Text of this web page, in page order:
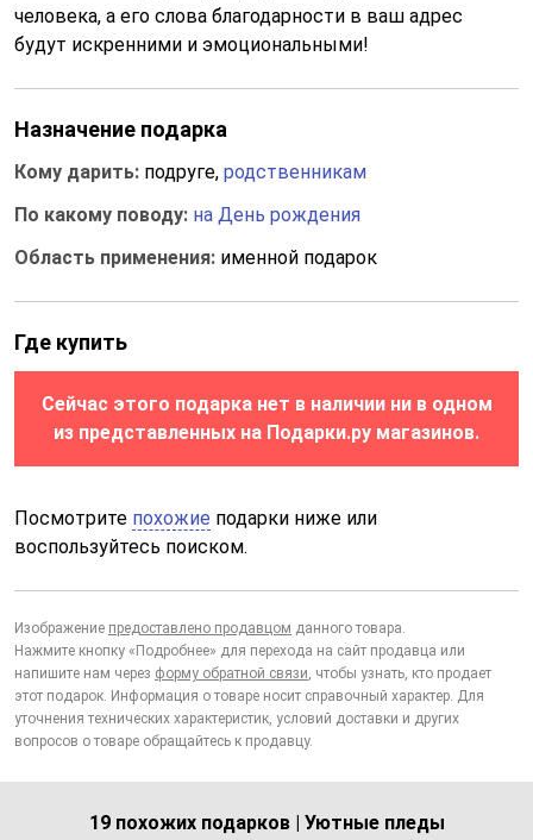
человека, а его слова благодарности в ваш адрес
будут искренними и эмоциональными!
Назначение подарка
Кому дарить: подруге, родственникам
По какому поводу: на День рождения
Область применения: именной подарок
Где купить
Сейчас этого подарка нет в наличии ни в одном
из представленных на Подарки.ру магазинов.
Посмотрите похожие подарки ниже или
воспользуйтесь поиском.
Изображение предоставлено продавцом данного товара.
Нажмите кнопку «Подробнее» для перехода на сайт продавца или
напишите нам через форму обратной связи, чтобы узнать, кто продает
этот подарок. Информация о товаре носит справочный характер. Для
уточнения технических характеристик, условий доставки и других
вопросов о товаре обращайтесь к продавцу.
19 похожих подарков | Уютные пледы